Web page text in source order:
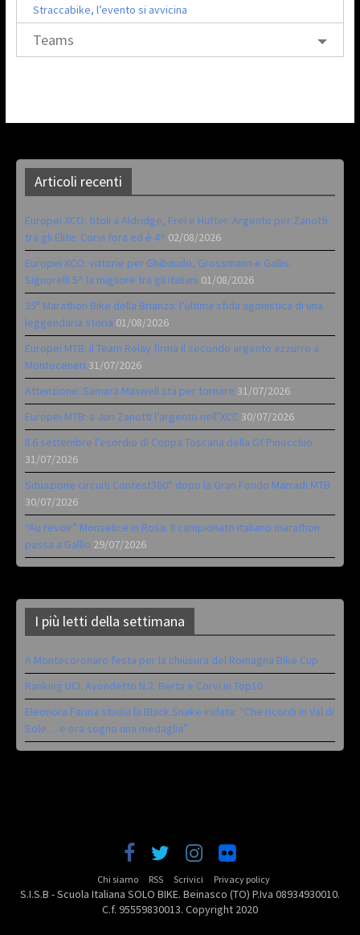
Straccabike, l’evento si avvicina
Teams
Articoli recenti
Europei XCO: titoli a Aldridge, Frei e Hutter. Argento per Zanotti
tra gli Elite. Corvi fora ed è 4^ 02/08/2026
Europei XCO: vittorie per Ghibaudo, Grossmann e Gallis.
Signorelli 5^ la migliore tra gli italiani 01/08/2026
35ª Marathon Bike della Brianza: l’ultima sfida agonistica di una
leggendaria storia 01/08/2026
Europei MTB: il Team Relay firma il secondo argento azzurro a
Monteceneri 31/07/2026
Attenzione: Samara Maxwell sta per tornare 31/07/2026
Europei MTB: a Juri Zanotti l’argento nell’XCC 30/07/2026
Il 6 settembre l’esordio di Coppa Toscana della Gf Pinocchio
31/07/2026
Situazione circuiti Contest360° dopo la Gran Fondo Marradi MTB
30/07/2026
“Au revoir” Monselice in Rosa. Il campionato italiano marathon
passa a Gallio 29/07/2026
I più letti della settimana
A Montecoronaro festa per la chiusura del Romagna Bike Cup
Ranking UCI: Avondetto N.2. Berta e Corvi in Top10
Eleonora Farina studia la Black Snake iridata: “Che ricordi in Val di
Sole… e ora sogno una medaglia”
Chi siamo RSS Scrivici Privacy policy
S.I.S.B - Scuola Italiana SOLO BIKE. Beinasco (TO) P.Iva 08934930010.
C.f. 95559830013. Copyright 2020